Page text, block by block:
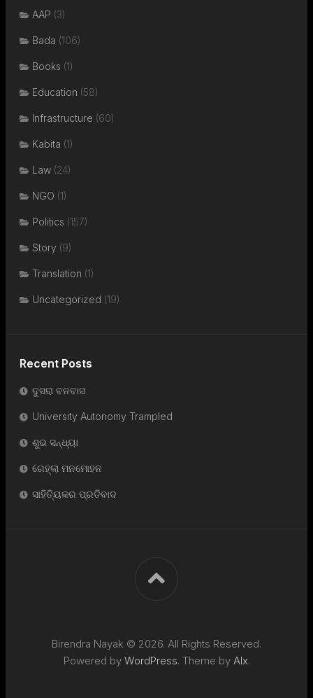
AAP (3)
Bada (106)
Books (1)
Education (58)
Infrastructure (60)
Kabita (1)
Law (24)
NGO (1)
Politics (157)
Story (9)
Translation (1)
Uncategorized (19)
Recent Posts
ଦୁସରା ବନବାସ
University Autonomy Trampled
ଶୁଭ ସନ୍ଧ୍ୟା
ଗେହ୍ଲା ମନମୋହନ
ସାହିତ୍ୟିକର ପ୍ରତିବାଦ
Birendra Nayak © 2026. All Rights Reserved.
Powered by WordPress. Theme by Alx.